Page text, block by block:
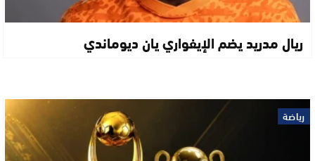
ريال مدريد يضم الإيفواري يان ديوماندي
رياضة